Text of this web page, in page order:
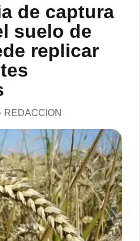
de captura
suelo de
replicar
REDACCION